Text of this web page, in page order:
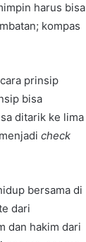
harus bisa
kompas
prinsip
bisa
ditarik ke lima
check
bersama di
dari
dan hakim dari